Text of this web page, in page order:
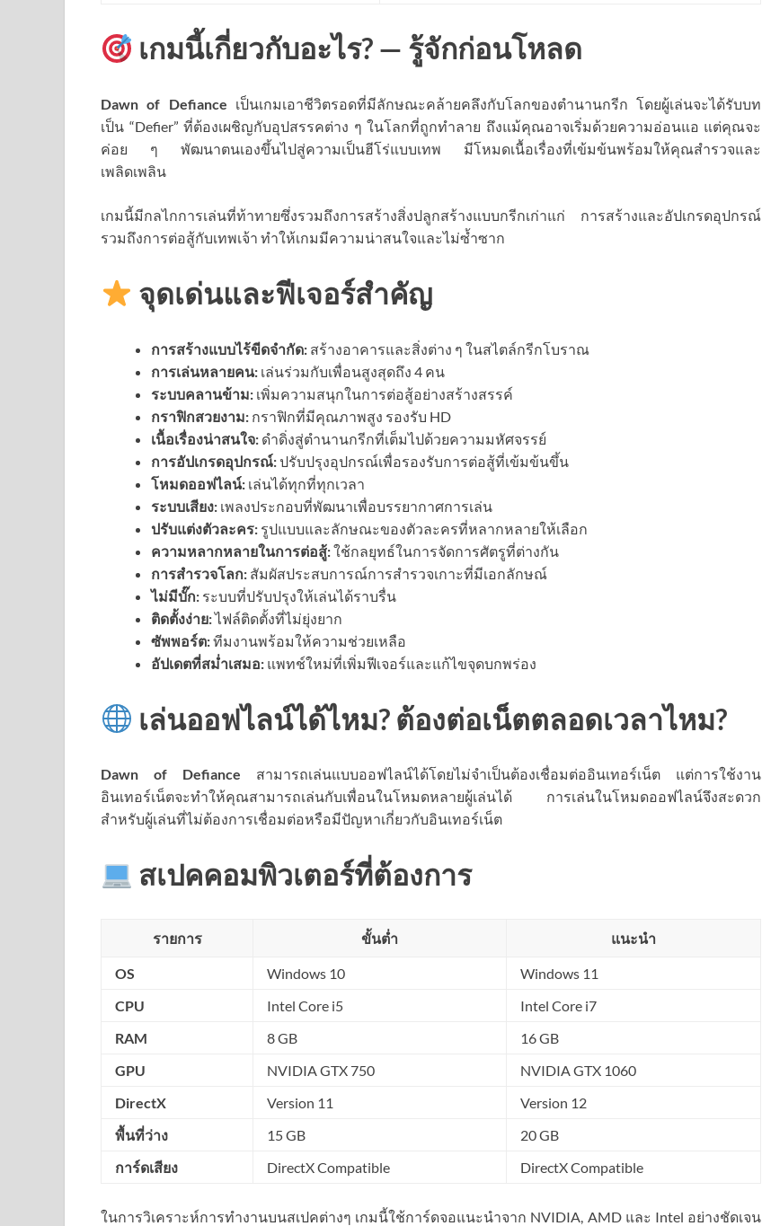
เกมนี้เกี่ยวกับอะไร? — รู้จักก่อนโหลด
Dawn of Defiance เป็นเกมเอาชีวิตรอดที่มีลักษณะคล้ายคลึงกับโลกของตำนานกรีก โดยผู้เล่นจะได้รับบท
เป็น “Defier” ที่ต้องเผชิญกับอุปสรรคต่าง ๆ ในโลกที่ถูกทำลาย ถึงแม้คุณอาจเริ่มด้วยความอ่อนแอ แต่คุณจะ
ค่อย ๆ พัฒนาตนเองขึ้นไปสู่ความเป็นฮีโร่แบบเทพ มีโหมดเนื้อเรื่องที่เข้มข้นพร้อมให้คุณสำรวจและ
เพลิดเพลิน
เกมนี้มีกลไกการเล่นที่ท้าทายซึ่งรวมถึงการสร้างสิ่งปลูกสร้างแบบกรีกเก่าแก่ การสร้างและอัปเกรดอุปกรณ์
รวมถึงการต่อสู้กับเทพเจ้า ทำให้เกมมีความน่าสนใจและไม่ซ้ำซาก
จุดเด่นและฟีเจอร์สำคัญ
การสร้างแบบไร้ขีดจำกัด: สร้างอาคารและสิ่งต่าง ๆ ในสไตล์กรีกโบราณ
การเล่นหลายคน: เล่นร่วมกับเพื่อนสูงสุดถึง 4 คน
ระบบคลานข้าม: เพิ่มความสนุกในการต่อสู้อย่างสร้างสรรค์
กราฟิกสวยงาม: กราฟิกที่มีคุณภาพสูง รองรับ HD
เนื้อเรื่องน่าสนใจ: ดำดิ่งสู่ตำนานกรีกที่เต็มไปด้วยความมหัศจรรย์
การอัปเกรดอุปกรณ์:ปรับปรุงอุปกรณ์เพื่อรองรับการต่อสู้ที่เข้มข้นขึ้น
โหมดออฟไลน์: เล่นได้ทุกที่ทุกเวลา
ระบบเสียง: เพลงประกอบที่พัฒนาเพื่อบรรยากาศการเล่น
ปรับแต่งตัวละคร: รูปแบบและลักษณะของตัวละครที่หลากหลายให้เลือก
ความหลากหลายในการต่อสู้:ใช้กลยุทธ์ในการจัดการศัตรูที่ต่างกัน
การสำรวจโลก: สัมผัสประสบการณ์การสำรวจเกาะที่มีเอกลักษณ์
ไม่มีบั๊ก: ระบบที่ปรับปรุงให้เล่นได้ราบรื่น
ติดตั้งง่าย:ไฟล์ติดตั้งที่ไม่ยุ่งยาก
ซัพพอร์ต:ทีมงานพร้อมให้ความช่วยเหลือ
อัปเดตที่สม่ำเสมอ: แพทช์ใหม่ที่เพิ่มฟีเจอร์และแก้ไขจุดบกพร่อง
เล่นออฟไลน์ได้ไหม? ต้องต่อเน็ตตลอดเวลาไหม?
Dawn of Defiance สามารถเล่นแบบออฟไลน์ได้โดยไม่จำเป็นต้องเชื่อมต่ออินเทอร์เน็ต แต่การใช้งาน
อินเทอร์เน็ตจะทำให้คุณสามารถเล่นกับเพื่อนในโหมดหลายผู้เล่นได้ การเล่นในโหมดออฟไลน์จึงสะดวก
สำหรับผู้เล่นที่ไม่ต้องการเชื่อมต่อหรือมีปัญหาเกี่ยวกับอินเทอร์เน็ต
สเปคคอมพิวเตอร์ที่ต้องการ
รายการ ขั้นต่ำ แนะนำ
OS Windows 10
Windows 11
CPU
Intel Core i5
Intel Core i7
RAM
8 GB
16 GB
GPU
NVIDIA GTX 750
NVIDIA GTX 1060
DirectX
Version 11
Version 12
พื้นที่ว่าง
15 GB
20 GB
การ์ดเสียง
DirectX Compatible DirectX Compatible
ในการวิเคราะห์การทำงานบนสเปคต่างๆ เกมนี้ใช้การ์ดจอแนะนำจาก NVIDIA, AMD และ Intel อย่างชัดเจน